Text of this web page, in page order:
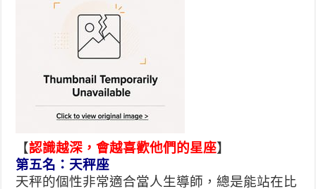
【認識越深，會越喜歡他們的星座】
第五名：天秤座
天秤的個性非常適合當人生導師，總是能站在比